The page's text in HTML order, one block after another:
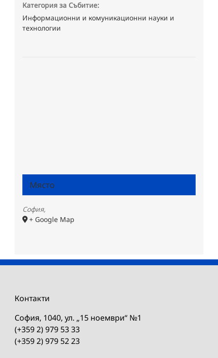
Категория за Събитие:
Информационни и комуникационни науки и
технологии
Място
София,
+ Google Map
Контакти
София, 1040, ул. „15 ноември“ №1
(+359 2) 979 53 33
(+359 2) 979 52 23